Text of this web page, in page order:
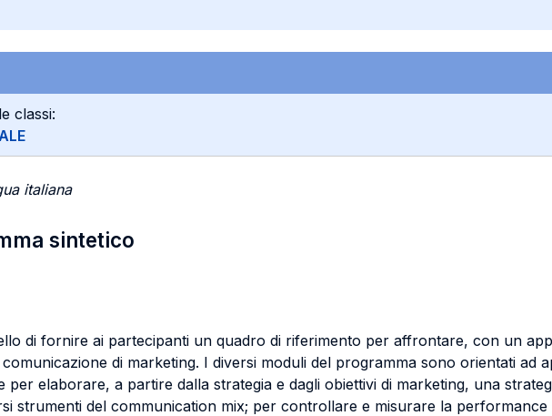
classi:
italiana
sintetico
di fornire ai partecipanti un quadro di riferimento per affrontare, con un
comunicazione di marketing. I diversi moduli del programma sono orientati
per elaborare, a partire dalla strategia e dagli obiettivi di marketing, una
strumenti del communication mix; per controllare e misurare la